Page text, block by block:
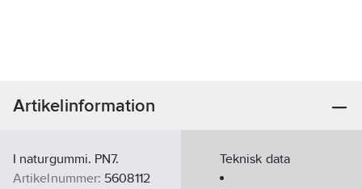
Artikelinformation
I naturgummi. PN7.
Artikelnummer: 5608112
Teknisk data